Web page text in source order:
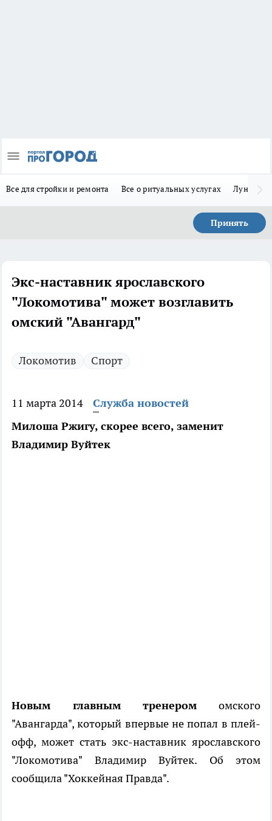
Все для стройки и ремонта Все о ритуальных услугах Лунно-
Принять
Экс-наставник ярославского
"Локомотива" может возглавить
омский "Авангард"
Локомотив Спорт
11 марта 2014
Служба новостей
Милоша Ржигу, скорее всего, заменит
Владимир Вуйтек
Новым главным тренером омского
"Авангарда", который впервые не попал в плей-
офф, может стать экс-наставник ярославского
"Локомотива" Владимир Вуйтек. Об этом
сообщила "Хоккейная Правда".